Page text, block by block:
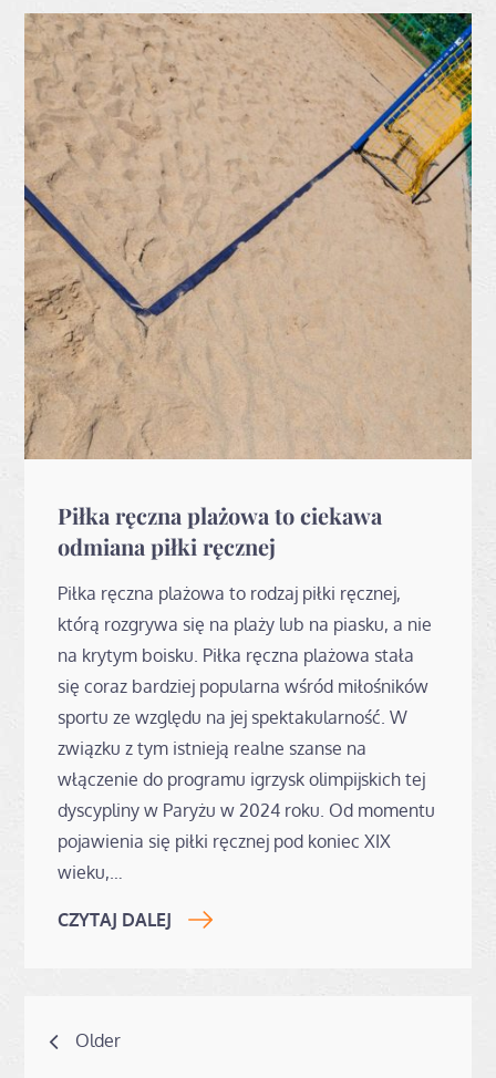
Piłka ręczna plażowa to ciekawa
odmiana piłki ręcznej
Piłka ręczna plażowa to rodzaj piłki ręcznej,
którą rozgrywa się na plaży lub na piasku, a nie
na krytym boisku. Piłka ręczna plażowa stała
się coraz bardziej popularna wśród miłośników
sportu ze względu na jej spektakularność. W
związku z tym istnieją realne szanse na
włączenie do programu igrzysk olimpijskich tej
dyscypliny w Paryżu w 2024 roku. Od momentu
pojawienia się piłki ręcznej pod koniec XIX
wieku,…
CZYTAJ DALEJ
Nawigacja
Older